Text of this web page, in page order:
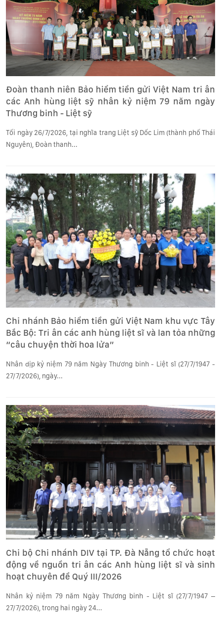
Đoàn thanh niên Bảo hiểm tiền gửi Việt Nam tri ân
các Anh hùng liệt sỹ nhân kỷ niệm 79 năm ngày
Thương binh - Liệt sỹ
Tối ngày 26/7/2026, tại nghĩa trang Liệt sỹ Dốc Lim (thành phố Thái
Nguyên), Đoàn thanh...
Chi nhánh Bảo hiểm tiền gửi Việt Nam khu vực Tây
Bắc Bộ: Tri ân các anh hùng liệt sĩ và lan tỏa những
“câu chuyện thời hoa lửa”
Nhân dịp kỷ niệm 79 năm Ngày Thương binh - Liệt sĩ (27/7/1947 -
27/7/2026), ngày...
Chi bộ Chi nhánh DIV tại TP. Đà Nẵng tổ chức hoạt
động về nguồn tri ân các Anh hùng liệt sĩ và sinh
hoạt chuyên đề Quý III/2026
Nhân kỷ niệm 79 năm Ngày Thương binh - Liệt sĩ (27/7/1947 –
27/7/2026), trong hai ngày 24...